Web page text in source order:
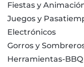
Fiestas y
Juegos y
Electrónicos
Gorros y
Herramientas-BBQ